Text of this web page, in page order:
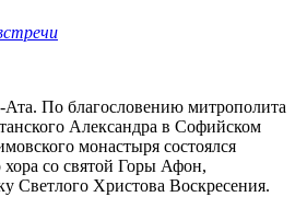
Ата. По благословению митрополита
Александра в Софийском
монастыря состоялся
хора со святой Горы Афон,
Светлого Христова Воскресения.